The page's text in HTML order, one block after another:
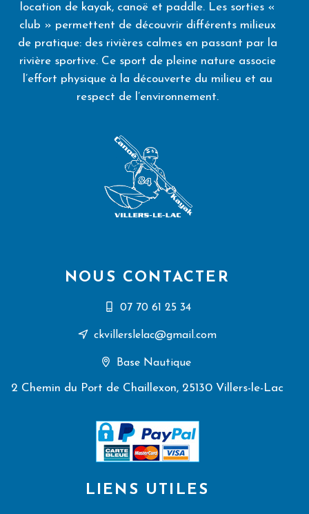
location de kayak, canoë et paddle. Les sorties «
club » permettent de découvrir différents milieux
de pratique: des rivières calmes en passant par la
rivière sportive. Ce sport de pleine nature associe
l’effort physique à la découverte du milieu et au
respect de l’environnement.
NOUS CONTACTER
07 70 61 25 34
ckvillerslelac@gmail.com
Base Nautique
2 Chemin du Port de Chaillexon, 25130 Villers-le-Lac
LIENS UTILES